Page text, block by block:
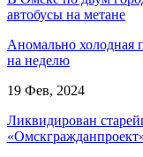
автобусы на метане
Аномально холодная
на неделю
19 Фев, 2024
Ликвидирован